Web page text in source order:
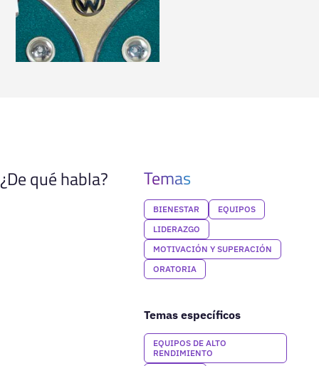
¿De qué habla? Temas
BIENESTAR
EQUIPOS
LIDERAZGO
MOTIVACIÓN Y SUPERACIÓN
ORATORIA
Temas específicos
EQUIPOS DE ALTO
RENDIMIENTO